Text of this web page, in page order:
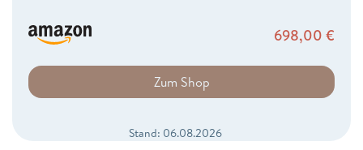
698,00 €
Zum Shop
Stand: 06.08.2026